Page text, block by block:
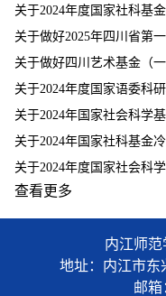
关于2024年度国家社科基
关于做好2025年四川省第
关于做好四川艺术基金（
关于2024年度国家语委科
关于2024年国家社会科学
关于2024年国家社科基金
关于2024年度国家社会科
查看更多
内江师
地址：内江市东
邮箱